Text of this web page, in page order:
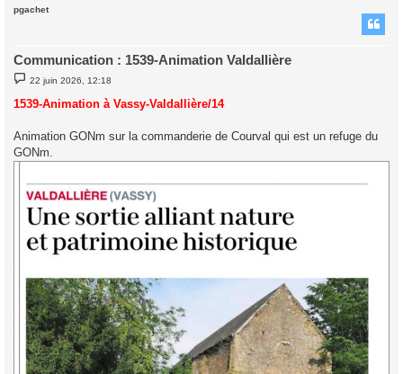
pgachet
Communication : 1539-Animation Valdallière
M
s
s
g
e
22 juin 2026, 12:18
1539-Animation à Vassy-Valdallière/14
Animation GONm sur la commanderie de Courval qui est un refuge du
GONm.